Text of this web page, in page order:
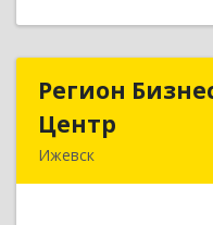
Регион
Центр
Ижевск
Регион